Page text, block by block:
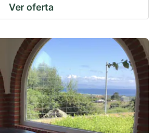
Ver oferta